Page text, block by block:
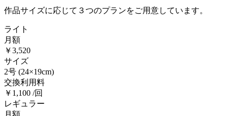
作品サイズに応じて３つのプランをご用意しています。
ライト
月額
￥3,520
サイズ
2号 (24×19cm)
交換利用料
￥1,100 /回
レギュラー
月額